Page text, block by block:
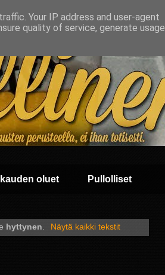
oluet Pullolliset
hyttynen. Näytä kaikki tekstit
Your IP address and user-agent
quality of service, generate usage